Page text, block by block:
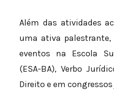
Além das atividades
uma ativa
eventos na Escola
(ESA-BA), Verbo
Direito e em